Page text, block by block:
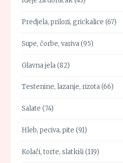
Predjela, prilozi, grickalice (67)
Supe, čorbe, variva(95)
Glavna jela(82)
Testenine, lazanje, rizota(66)
Salate (74)
Hleb, peciva, pite (91)
Kolači, torte, slatkiši(119)